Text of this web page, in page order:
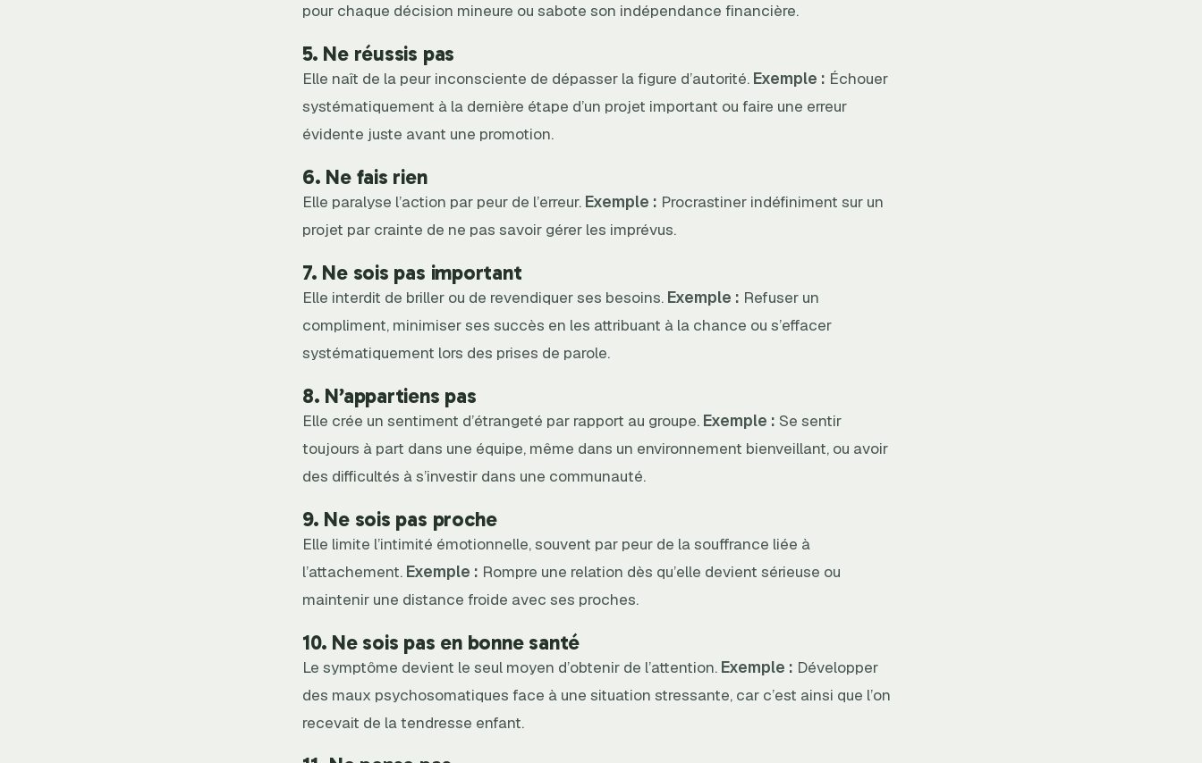
pour chaque décision mineure ou sabote son indépendance financière.
5. Ne réussis pas
Elle naît de la peur inconsciente de dépasser la figure d’autorité. Exemple : Échouer
systématiquement à la dernière étape d’un projet important ou faire une erreur
évidente juste avant une promotion.
6. Ne fais rien
Elle paralyse l’action par peur de l’erreur. Exemple : Procrastiner indéfiniment sur un
projet par crainte de ne pas savoir gérer les imprévus.
7. Ne sois pas important
Elle interdit de briller ou de revendiquer ses besoins. Exemple : Refuser un
compliment, minimiser ses succès en les attribuant à la chance ou s’effacer
systématiquement lors des prises de parole.
8. N’appartiens pas
Elle crée un sentiment d’étrangeté par rapport au groupe. Exemple : Se sentir
toujours à part dans une équipe, même dans un environnement bienveillant, ou avoir
des difficultés à s’investir dans une communauté.
9. Ne sois pas proche
Elle limite l’intimité émotionnelle, souvent par peur de la souffrance liée à
l’attachement. Exemple : Rompre une relation dès qu’elle devient sérieuse ou
maintenir une distance froide avec ses proches.
10. Ne sois pas en bonne santé
Le symptôme devient le seul moyen d’obtenir de l’attention. Exemple : Développer
des maux psychosomatiques face à une situation stressante, car c’est ainsi que l’on
recevait de la tendresse enfant.